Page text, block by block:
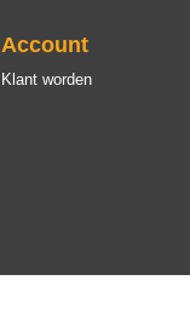
Account
Klant worden